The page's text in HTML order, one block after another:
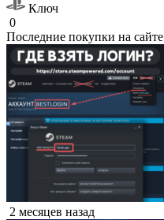
Ключ
0
Последние покупки на сайте
2 месяцев назад